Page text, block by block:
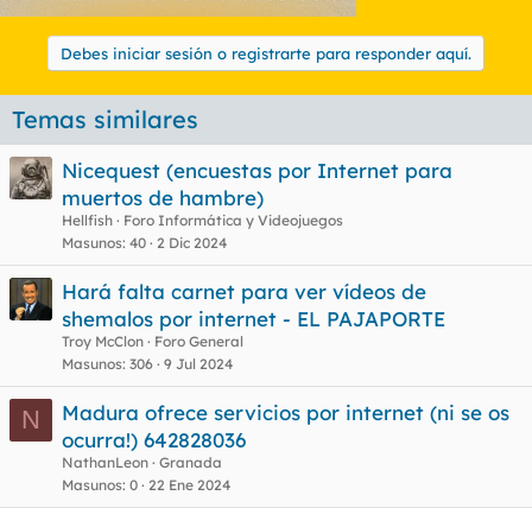
Debes iniciar sesión o registrarte para responder aquí.
Temas similares
Nicequest (encuestas por Internet para
muertos de hambre)
Hellfish
Foro Informática y Videojuegos
Masunos 40 2 Dic 2024
Hará falta carnet para ver vídeos de
shemalos por internet - EL PAJAPORTE
Troy McClon
Foro General
Masunos 306 9 Jul 2024
N
Madura ofrece servicios por internet (ni se os
ocurra!) 642828036
NathanLeon Granada
Masunos 0 22 Ene 2024